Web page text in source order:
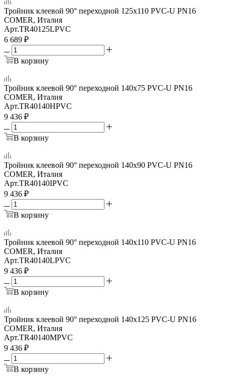
Тройник клеевой 90° переходной 125x110 PVC-U PN16
COMER, Италия
Арт.TR40125LPVC
6 689 ₽
В корзину
Тройник клеевой 90° переходной 140x75 PVC-U PN16
COMER, Италия
Арт.TR40140HPVC
9 436 ₽
В корзину
Тройник клеевой 90° переходной 140x90 PVC-U PN16
COMER, Италия
Арт.TR40140IPVC
9 436 ₽
В корзину
Тройник клеевой 90° переходной 140х110 PVC-U PN16
COMER, Италия
Арт.TR40140LPVC
9 436 ₽
В корзину
Тройник клеевой 90° переходной 140х125 PVC-U PN16
COMER, Италия
Арт.TR40140MPVC
9 436 ₽
В корзину